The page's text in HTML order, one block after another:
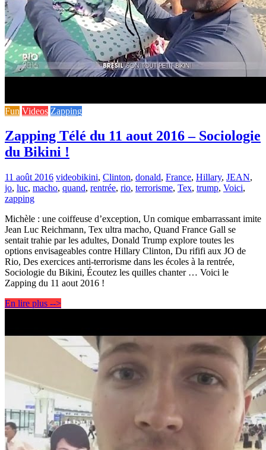
Fun Videos Zapping
Zapping Télé du 11 aout 2016 – Sociologie
du Bikini !
11 août 2016 videobikini, Clinton, donald, France, Hillary, JEAN,
jo, luc, macho, quand, rentrée, rio, terrorisme, Tex, trump, Voici,
zapping
Michèle : une coiffeuse d’exception, Un comique embarrassant imite
Jean Luc Reichmann, Tex ultra macho, Quand France Gall se
sentait trahie par les adultes, Donald Trump explore toutes les
options envisageables contre Hillary Clinton, Du rififi aux JO de
Rio, Des exercices anti-terrorisme dans les écoles à la rentrée,
Sociologie du Bikini, Écoutez les quilles chanter … Voici le
Zapping du 11 aout 2016 !
En lire plus -->